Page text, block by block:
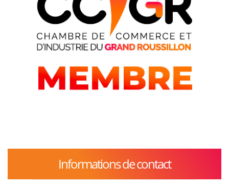
Informations de contact